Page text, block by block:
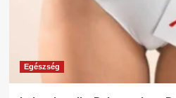
Egészség